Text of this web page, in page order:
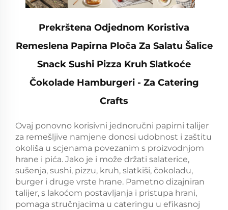
Prekrštena Odjednom Koristiva
Remeslena Papirna Ploča Za Salatu Šalice
Snack Sushi Pizza Kruh Slatkoće
Čokolade Hamburgeri - Za Catering
Crafts
Ovaj ponovno korisivni jednoručni papirni talijer
za remešljive namjene donosi udobnost i zaštitu
okoliša u scjenama povezanim s proizvodnjom
hrane i pića. Jako je i može držati salaterice,
sušenja, sushi, pizzu, kruh, slatkiši, čokoladu,
burger i druge vrste hrane. Pametno dizajniran
talijer, s lakoćom postavljanja i pristupa hrani,
pomaga stručnjacima u cateringu u efikasnoj